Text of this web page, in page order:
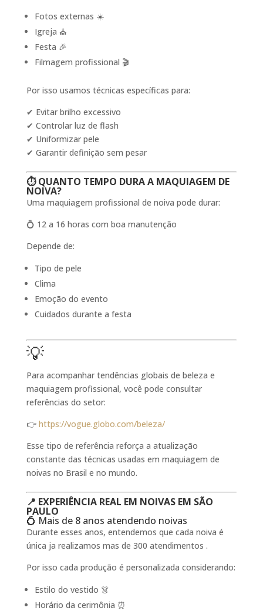
Fotos externas ☀️
Igreja ⛪
Festa 🎉
Filmagem profissional 🎬
Por isso usamos técnicas específicas para:
✔ Evitar brilho excessivo
✔ Controlar luz de flash
✔ Uniformizar pele
✔ Garantir definição sem pesar
⏱️ QUANTO TEMPO DURA A MAQUIAGEM DE
NOIVA?
Uma maquiagem profissional de noiva pode durar:
💍 12 a 16 horas com boa manutenção
Depende de:
Tipo de pele
Clima
Emoção do evento
Cuidados durante a festa
💡
Para acompanhar tendências globais de beleza e
maquiagem profissional, você pode consultar
referências do setor:
👉 https://vogue.globo.com/beleza/
Esse tipo de referência reforça a atualização
constante das técnicas usadas em maquiagem de
noivas no Brasil e no mundo.
📍 EXPERIÊNCIA REAL EM NOIVAS EM SÃO
PAULO
💍 Mais de 8 anos atendendo noivas
Durante esses anos, entendemos que cada noiva é
única ja realizamos mas de 300 atendimentos .
Por isso cada produção é personalizada considerando:
Estilo do vestido 👗
Horário da cerimônia ⏰